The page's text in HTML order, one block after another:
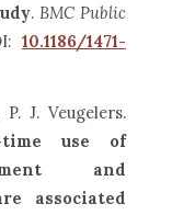
.BMC Public
10.1186/1471-
J. Veugelers.
use of
and
associated